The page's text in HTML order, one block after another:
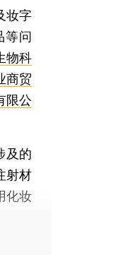
妆字
等问
物科
商贸
限公
及的
射材
化妆